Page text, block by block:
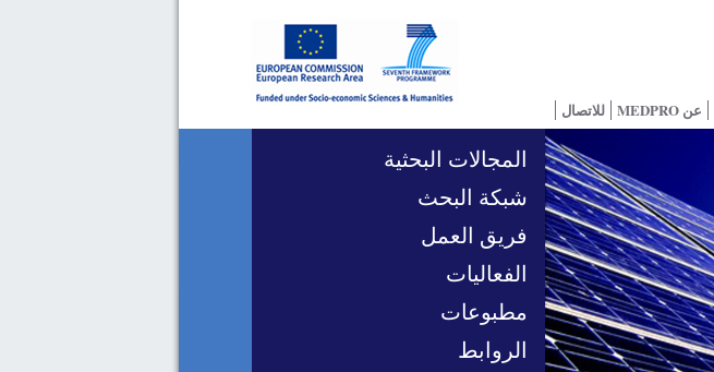
عن MEDPRO للاتصال
المجالات البحثية
شبكة البحث
فريق العمل
الفعاليات
مطبوعات
الروابط